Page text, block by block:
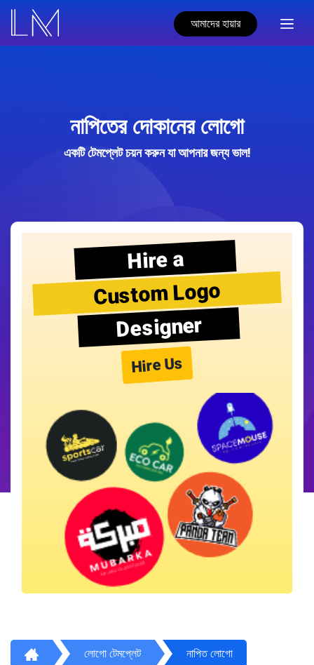
আমাদের হায়ার
নাপিতের দোকানের লোগো
একটি টেমপ্লেট চয়ন করুন যা আপনার জন্য ভাল!
Hire a
Custom Logo
Designer
Hire Us
লোগো টেমপ্লেট নাপিত লোগো